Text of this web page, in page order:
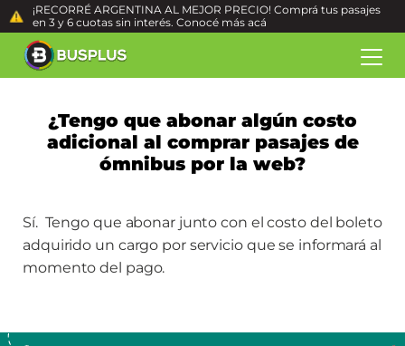
¡RECORRÉ ARGENTINA AL MEJOR PRECIO! Comprá tus pasajes
en 3 y 6 cuotas sin interés. Conocé más acá
¿Tengo que abonar algún costo
adicional al comprar pasajes de
ómnibus por la web?
Sí. Tengo que abonar junto con el costo del boleto
adquirido un cargo por servicio que se informará al
momento del pago.